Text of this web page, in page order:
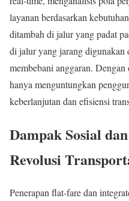
layanan berdasarkan
ditambah di jalur yang padat
di jalur yang jarang digunakan
membebani anggaran.
hanya menguntungkan
keberlanjutan dan efisiensi
Dampak Sosial
Revolusi
Penerapan flat-fare dan